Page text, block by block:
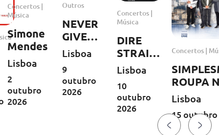
Concertos |
Música
Simone
Mendes
Lisboa
2
outubro
2026
Outros
NEVER
GIVE
UP VI
Lisboa
9
outubro
2026
Concertos |
Música
DIRE
STRAITS
LEGACY
Tour
2026
Lisboa
10
outubro
2026
Concertos |
ROUPA
Lisboa
15 outubro